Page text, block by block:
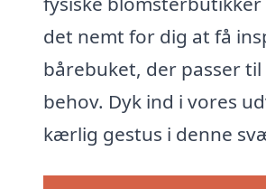
det nemt for dig at få
bårebuket, der passer
behov. Dyk ind i vores
kærlig gestus i denne